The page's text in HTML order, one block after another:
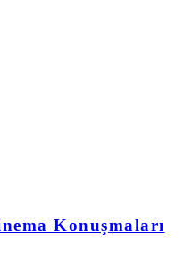
Konuşmaları